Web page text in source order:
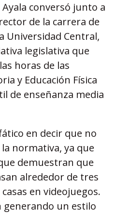
conversó junto a
de la carrera de
Universidad Central,
legislativa que
horas de las
y Educación Física
de enseñanza media
en decir que no
normativa, ya que
demuestran que
alrededor de tres
en videojuegos.
generando un estilo